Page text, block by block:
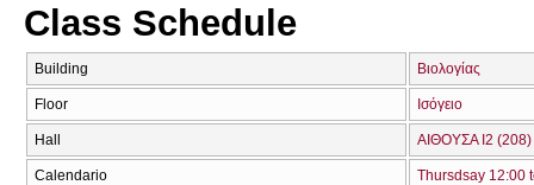
Class Schedule
Building Βιολογίας
Floor Ισόγειο
Hall ΑΙΘΟΥΣΑ Ι2 (208)
Calendario Thursdsay 12:00